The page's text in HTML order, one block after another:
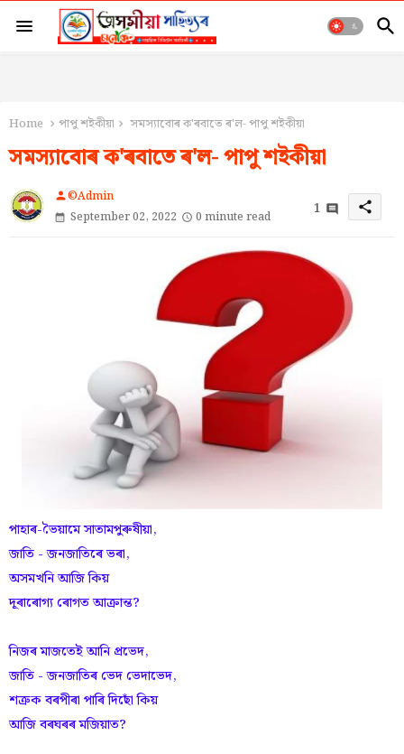
Home পাপু শইকীয়া সমস্যাবোৰ ক'ৰবাতে ৰ'ল- পাপু শইকীয়া
সমস্যাবোৰ ক'ৰবাতে ৰ'ল- পাপু শইকীয়া
person©Admin
September 02, 2022
0 minute read 1 share
পাহাৰ-ভৈয়ামে সাতামপুৰুষীয়া,
জাতি - জনজাতিৰে ভৰা,
অসমখনি আজি কিয়
দূৰাৰোগ্য ৰোগত আক্ৰান্ত?
নিজৰ মাজতেই আনি প্ৰভেদ,
জাতি - জনজাতিৰ ভেদ ভেদাভেদ,
শত্ৰুক বৰপীৰা পাৰি দিছোঁ কিয়
আজি বৰঘৰৰ মজিয়াত?